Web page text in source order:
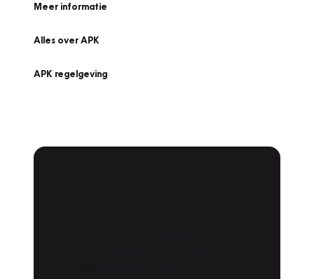
Meer informatie
Alles over APK
APK regelgeving